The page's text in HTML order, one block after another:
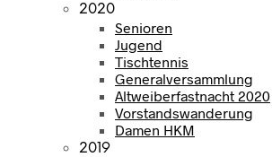
2020
Senioren
Jugend
Tischtennis
Generalversammlung
Altweiberfastnacht 2020
Vorstandswanderung
Damen HKM
2019